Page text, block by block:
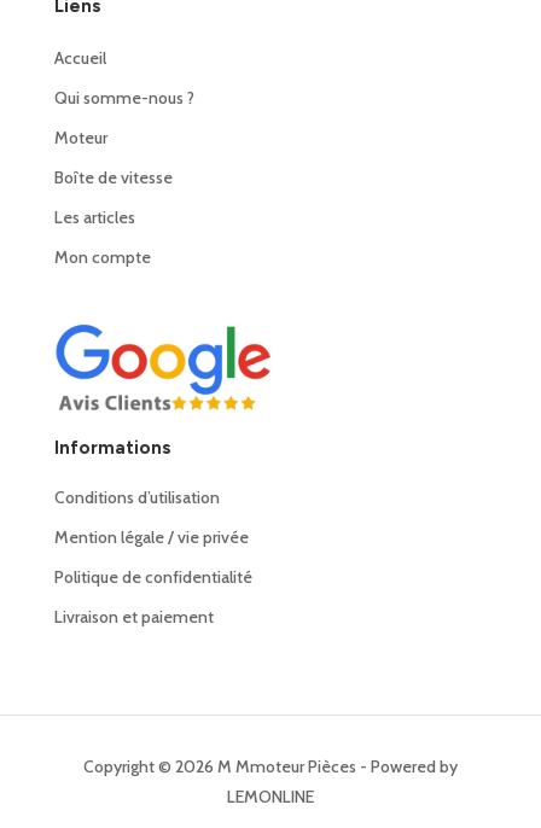
Liens
Accueil
Qui somme-nous ?
Moteur
Boîte de vitesse
Les articles
Mon compte
Informations
Conditions d’utilisation
Mention légale / vie privée
Politique de confidentialité
Livraison et paiement
Copyright © 2026 M Mmoteur Pièces - Powered by
LEMONLINE